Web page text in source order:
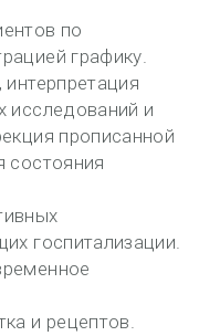
по
графику.
исследований и
прописанной
состояния
госпитализации.
и рецептов.